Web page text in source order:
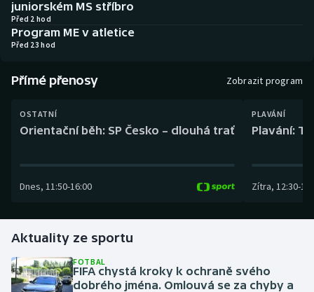
Basketbal
Biatlon
Boby a skeleton
Box
Dostihy
Florbal
Golf
Historické návraty
Aplikace ČT sport
AZ kvíz
juniorském MS stříbro
Před 2 hod
Program ME v atletice
Před 23 hod
Přímé přenosy Zobrazit program
OSTATNÍ
Orientační běh: SP Česko – dlouhá trať
Dnes, 11:50-16:00
PLAVÁNÍ
Plavání:
Zítra, 12:30-
Aktuality ze sportu
FOTBAL
FIFA chystá kroky k ochraně svého
dobrého jména. Omlouvá se za chyby a